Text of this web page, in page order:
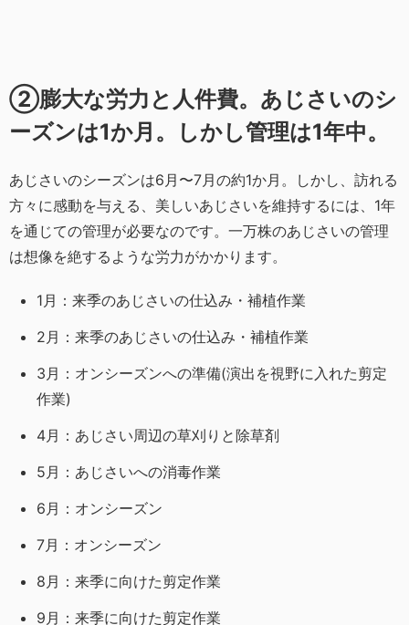
②膨大な労力と人件費。あじさいのシ
ーズンは1か月。しかし管理は1年中。
あじさいのシーズンは6月〜7月の約1か月。しかし、訪れる
方々に感動を与える、美しいあじさいを維持するには、1年
を通じての管理が必要なのです。一万株のあじさいの管理
は想像を絶するような労力がかかります。
1月：来季のあじさいの仕込み・補植作業
2月：来季のあじさいの仕込み・補植作業
3月：オンシーズンへの準備(演出を視野に入れた剪定
作業)
4月：あじさい周辺の草刈りと除草剤
5月：あじさいへの消毒作業
6月：オンシーズン
7月：オンシーズン
8月：来季に向けた剪定作業
9月：来季に向けた剪定作業